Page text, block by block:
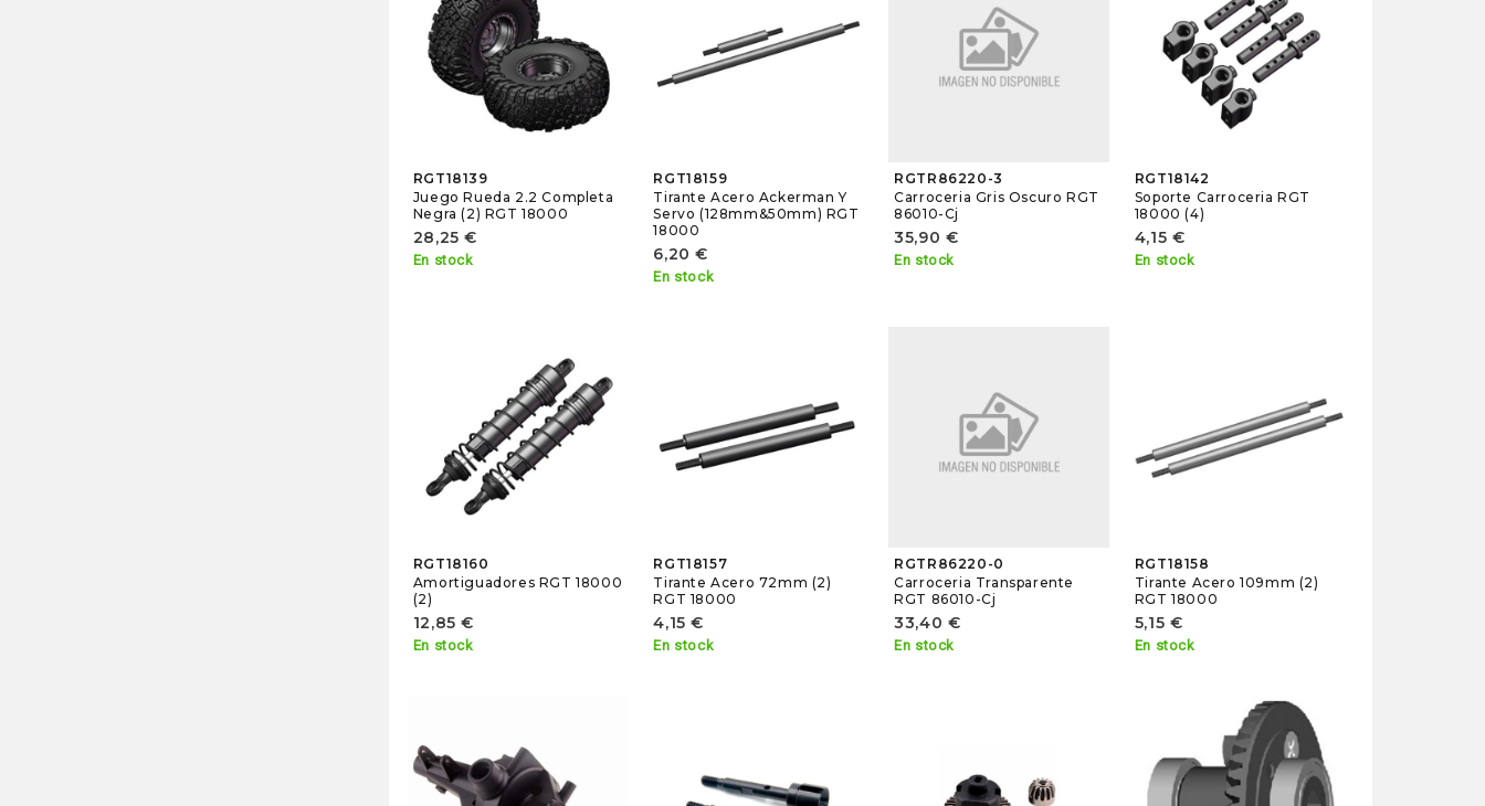
RGT18139
Juego Rueda 2.2 Completa
Negra (2) RGT 18000
28,25 €
En stock
RGT18159
Tirante Acero Ackerman Y
Servo (128mm&50mm) RGT
18000
6,20 €
En stock
RGTR86220-3
Carroceria Gris Oscuro RGT
86010-Cj
35,90 €
En stock
RGT18142
Soporte Carroceria RGT
18000 (4)
4,15 €
En stock
RGT18160
Amortiguadores RGT 18000
(2)
12,85 €
En stock
RGT18157
Tirante Acero 72mm (2)
RGT 18000
4,15 €
En stock
RGTR86220-0
Carroceria Transparente
RGT 86010-Cj
33,40 €
En stock
RGT18158
Tirante Acero 109mm (2)
RGT 18000
5,15 €
En stock